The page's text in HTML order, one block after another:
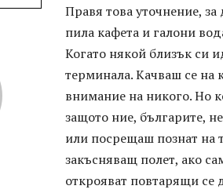
Правя това уточнение, за
пила кафета и галони
Когато някой близък си
терминала. Качваш се
внимание на никого. Но
защото ние, българите,
или посрещаш познат на
закъсняващ полет, ако
открояват повтарящи се